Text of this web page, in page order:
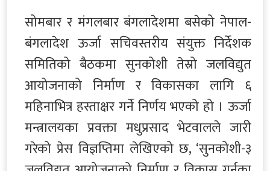
सोमबार र मंगलबार बंगलादेशमा बसेको नेपाल-
बंगलादेश ऊर्जा सचिवस्तरीय संयुक्त निर्देशक
समितिको बैठकमा सुनकोशी तेस्रो जलविद्युत
आयोजनाको निर्माण र विकासका लागि ६
महिनाभित्र हस्ताक्षर गर्ने निर्णय भएको हो । ऊर्जा
मन्त्रालयका प्रवक्ता मधुप्रसाद भेटवालले जारी
गरेको प्रेस विज्ञप्तिमा लेखिएको छ, ‘सुनकोशी-३